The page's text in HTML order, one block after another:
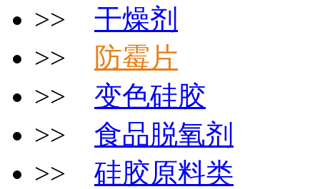
>> 干燥剂
>>
防霉片
>> 变色硅胶
>> 食品脱氧剂
>> 硅胶原料类